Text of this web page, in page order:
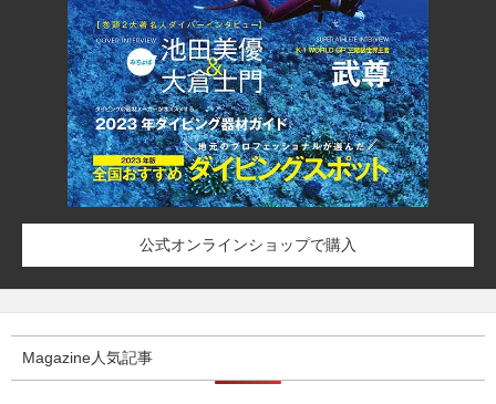
公式オンラインショップで購入
Magazine人気記事